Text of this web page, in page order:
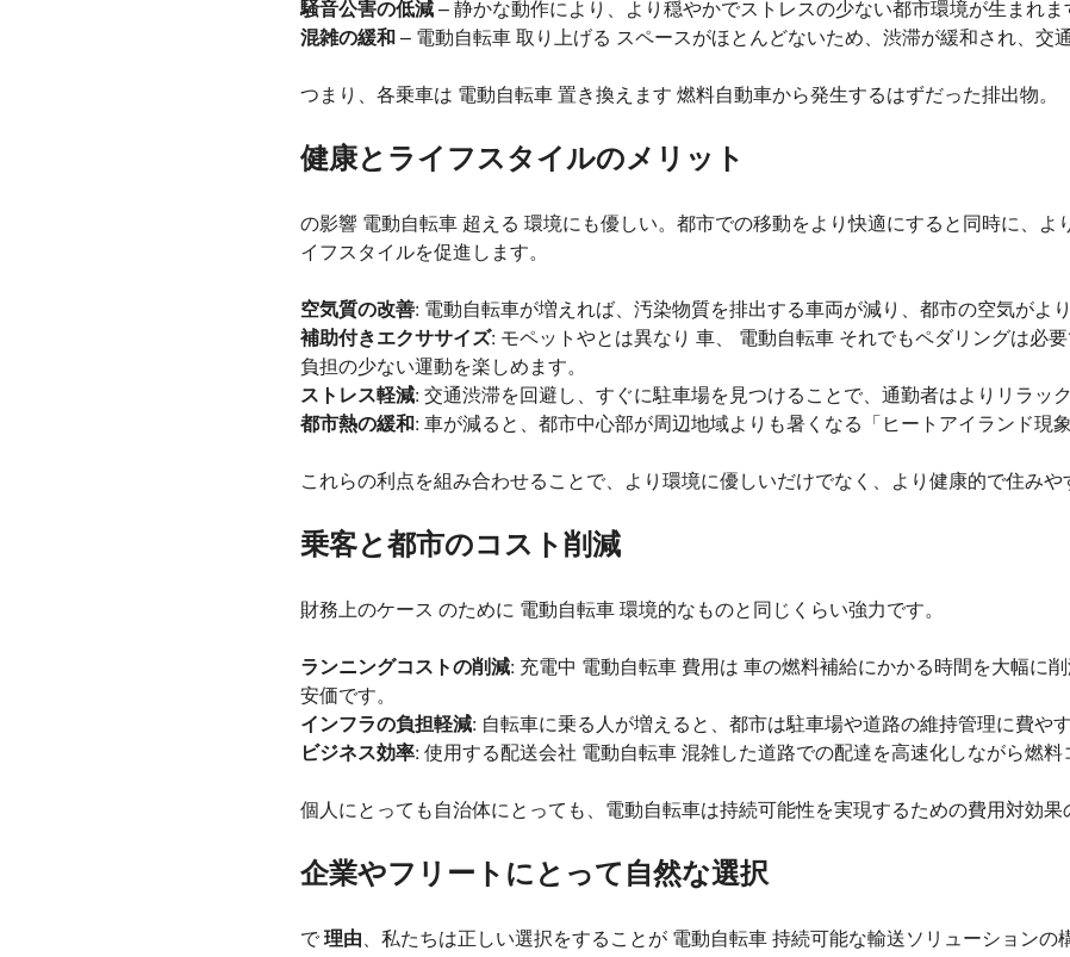
騒音公害の低減 – 静かな動作により、より穏やかでストレスの少ない都市環境が生まれま
混雑の緩和 – 電動自転車 取り上げる スペースがほとんどないため、渋滞が緩和され、交
つまり、各乗車は 電動自転車 置き換えます 燃料自動車から発生するはずだった排出物。
健康とライフスタイルのメリット
の影響 電動自転車 超える 環境にも優しい。都市での移動をより快適にすると同時に、よ
イフスタイルを促進します。
空気質の改善: 電動自転車が増えれば、汚染物質を排出する車両が減り、都市の空気がよ
補助付きエクササイズ: モペットやとは異なり 車、 電動自転車 それでもペダリングは必
負担の少ない運動を楽しめます。
ストレス軽減: 交通渋滞を回避し、すぐに駐車場を見つけることで、通勤者はよりリラッ
都市熱の緩和 : 車が減ると、都市中心部が周辺地域よりも暑くなる「ヒートアイランド現
これらの利点を組み合わせることで、より環境に優しいだけでなく、より健康的で住みや
乗客と都市のコスト削減
財務上のケース のために 電動自転車 環境的なものと同じくらい強力です。
ランニングコストの削減: 充電中 電動自転車 費用は 車の燃料補給にかかる時間を大幅に
安価です。
インフラの負担軽減: 自転車に乗る人が増えると、都市は駐車場や道路の維持管理に費や
ビジネス効率: 使用する配送会社 電動自転車 混雑した道路での配達を高速化しながら燃料
個人にとっても自治体にとっても、電動自転車は持続可能性を実現するための費用対効果
企業やフリートにとって自然な選択
で 理由 、私たちは正しい選択をすることが 電動自転車 持続可能な輸送ソリューションの